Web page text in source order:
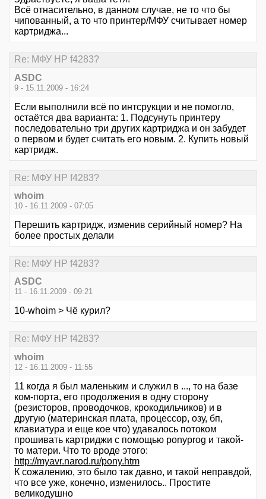
Всё отнасительно, в данном случае, не то что бы
чипованный, а то что принтер/МФУ считывает номер
картриджа...
Re: МФУ HP f4283?
ASDC
9 - 15.11.2009 - 16:24
Если выполнили всё по интсрукции и не помогло,
остаётся два варианта: 1. Подсунуть принтеру
последовательно три других картриджа и он забудет
о первом и будет считать его новым. 2. Купить новый
картридж.
Re: МФУ HP f4283?
whoim
10 - 16.11.2009 - 07:05
Перешить картридж, изменив серийный номер? На
более простых делали
Re: МФУ HP f4283?
ASDC
11 - 16.11.2009 - 09:21
10-whoim > Чё курил?
Re: МФУ HP f4283?
whoim
12 - 16.11.2009 - 11:55
11 когда я был маленьким и служил в ..., то на базе
ком-порта, его продолжения в одну сторону
(резисторов, проводочков, крокодильчиков) и в
другую (материнская плата, процессор, озу, бп,
клавиатура и еще кое что) удавалось потоком
прошивать картриджи с помощью ponyprog и такой-
то матери. Что то вроде этого:
http://myavr.narod.ru/pony.htm
К сожалению, это было так давно, и такой неправдой,
что все уже, конечно, изменилось.. Простите
великодушно